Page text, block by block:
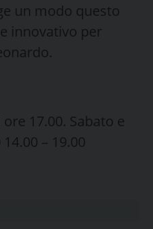
un modo questo
innovativo per
17.00. Sabato e
– 19.00